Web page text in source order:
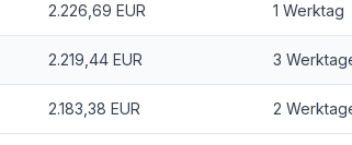
2.226,69 EUR 1 Werktag
2.219,44 EUR 3
2.183,38 EUR 2